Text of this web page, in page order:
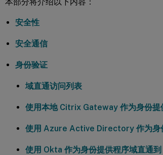
安全性
安全通信
身份验证
域直通访问列表
使用本地 Citrix Gateway 作为身份
使用 Azure Active Directory 作为身
使用 Okta 作为身份提供程序域直通